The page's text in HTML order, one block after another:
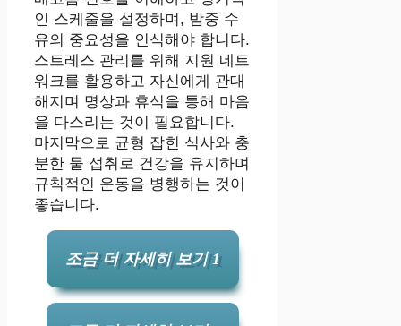
인 스케줄을 설정하며, 밤중 수
유의 중요성을 인식해야 합니다.
스트레스 관리를 위해 지원 네트
워크를 활용하고 자신에게 관대
해지며 명상과 휴식을 통해 마음
을 다스리는 것이 필요합니다.
마지막으로 균형 잡힌 식사와 충
분한 물 섭취로 건강을 유지하며
규칙적인 운동을 병행하는 것이
좋습니다.
조금 더 자세히 보기 1